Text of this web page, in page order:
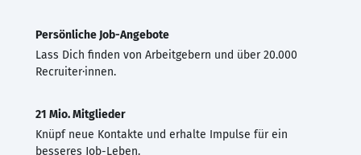
Persönliche Job-Angebote
Lass Dich finden von Arbeitgebern und über 20.000
Recruiter·innen.
21 Mio. Mitglieder
Knüpf neue Kontakte und erhalte Impulse für ein
besseres Job-Leben.